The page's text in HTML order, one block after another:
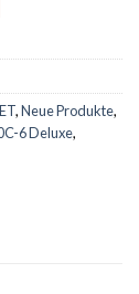
,Neue Produkte,
6 Deluxe,